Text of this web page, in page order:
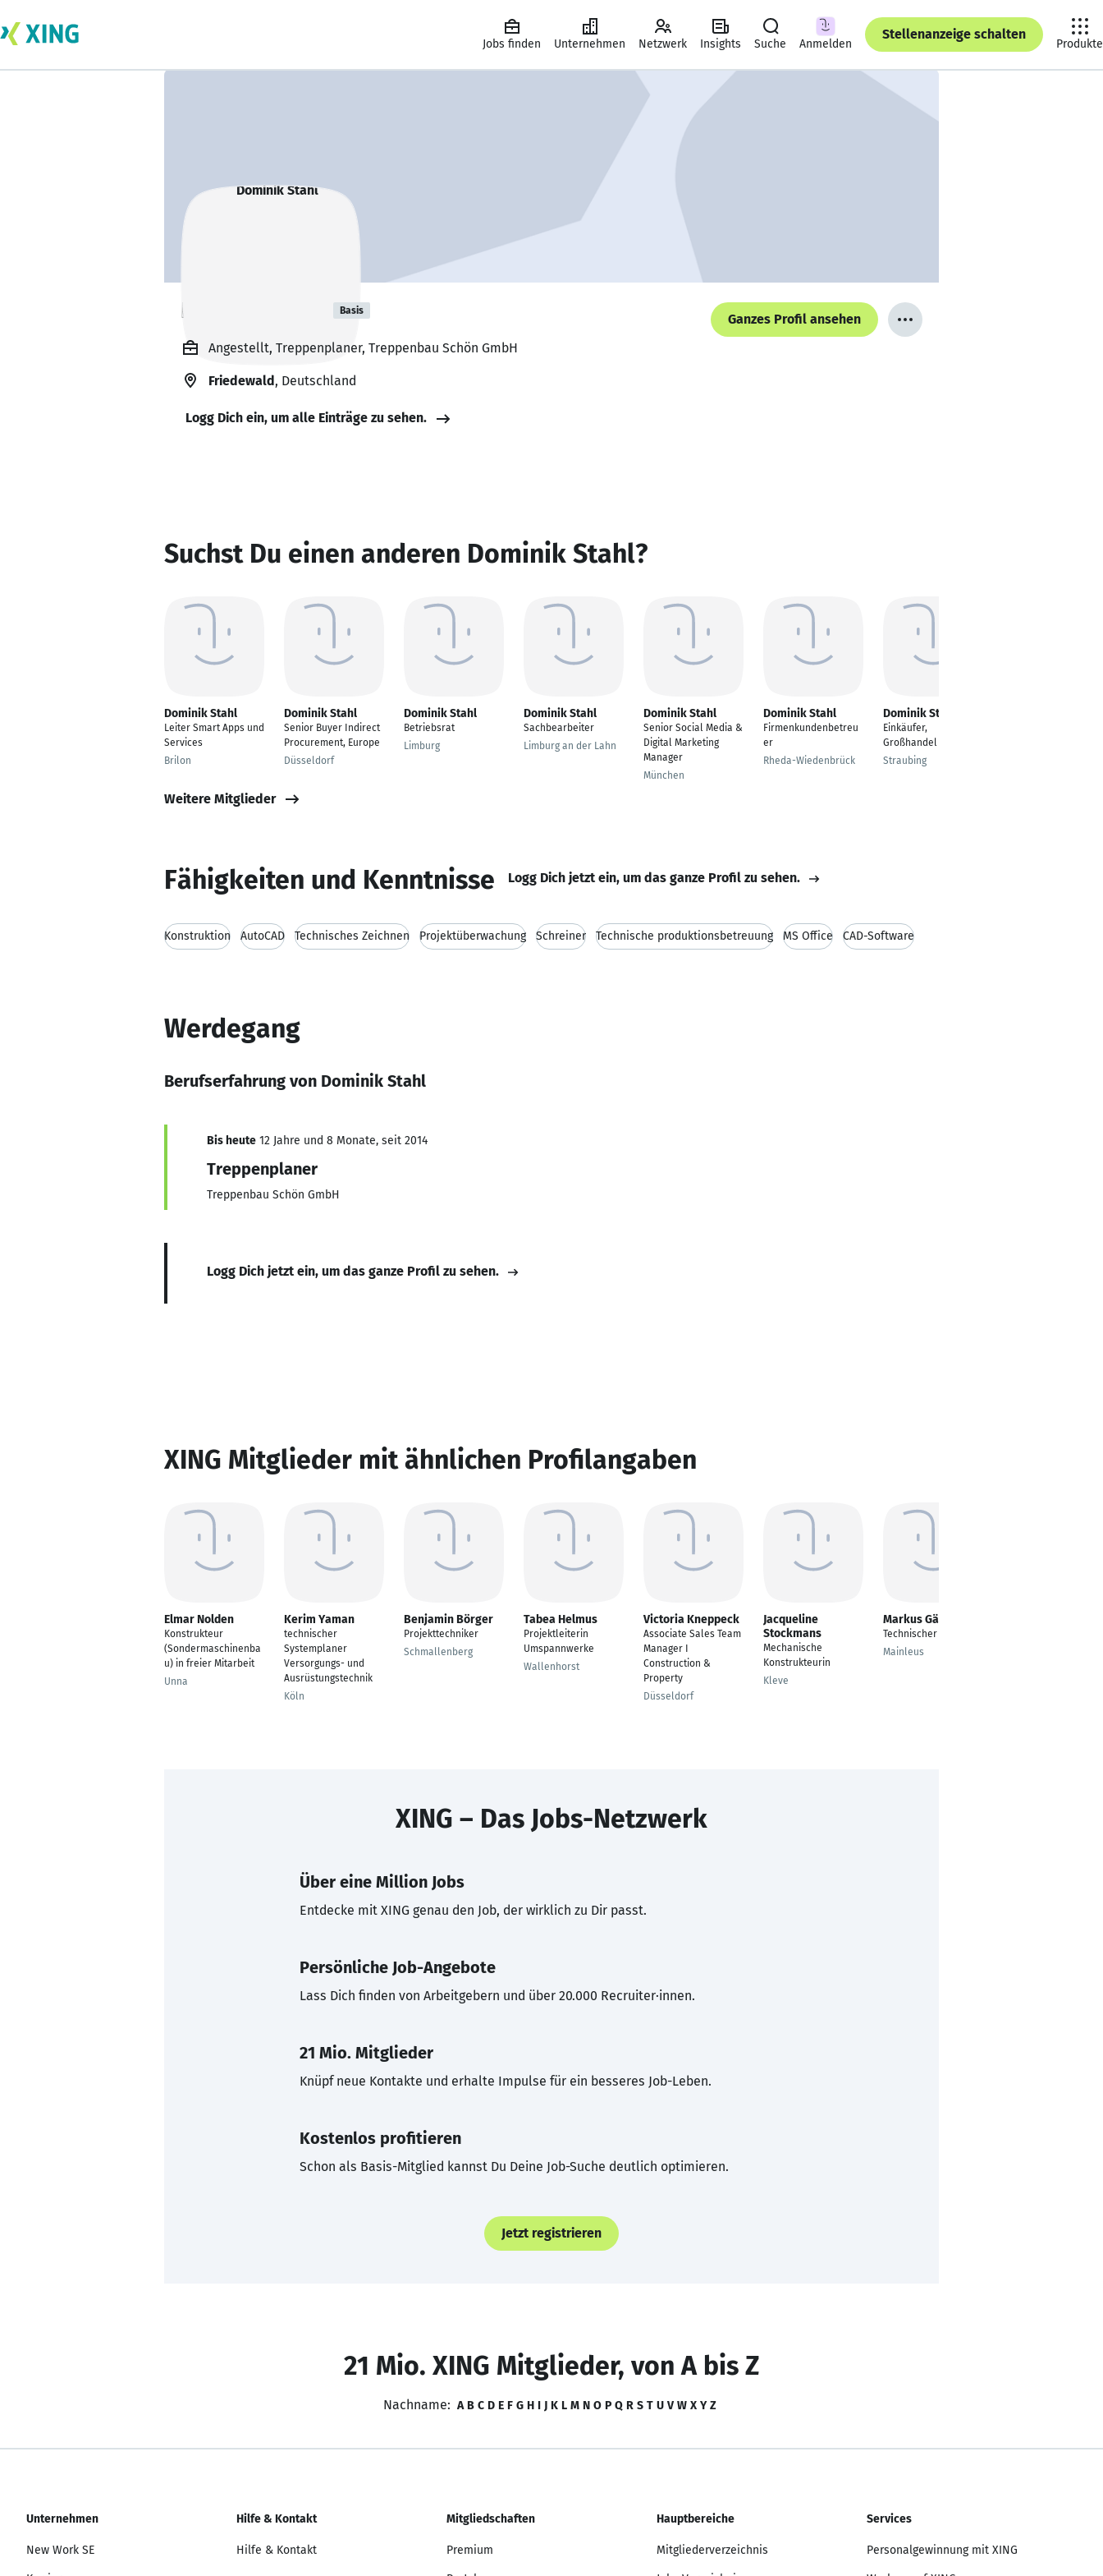
Jobs finden Unternehmen Netzwerk Insights Suche Anmelden
Stellenanzeige schalten
Produkte
Dominik Stahl Basis
Ganzes Profil ansehen
Angestellt, Treppenplaner, Treppenbau Schön GmbH
Friedewald, Deutschland
Logg Dich ein, um alle Einträge zu sehen.
Suchst Du einen anderen Dominik Stahl?
Dominik Stahl
Leiter Smart Apps und
Services
Brilon
Dominik Stahl
Senior Buyer Indirect
Procurement, Europe
Düsseldorf
Dominik Stahl
Betriebsrat
Limburg
Dominik Stahl
Sachbearbeiter
Limburg an der Lahn
Dominik Stahl
Senior Social Media &
Digital Marketing
Manager
München
Dominik Stahl
Firmenkundenbetreu
er
Rheda-Wiedenbrück
Dominik Stahl
Einkäufer,
Großhandel
Straubing
Weitere Mitglieder
Fähigkeiten und Kenntnisse Logg Dich jetzt ein, um das ganze Profil zu sehen.
Konstruktion AutoCAD Technisches Zeichnen Projektüberwachung Schreiner Technische produktionsbetreuung MS Office CAD-Software
Werdegang
Berufserfahrung von Dominik Stahl
Bis heute 12 Jahre und 8 Monate, seit 2014
Treppenplaner
Treppenbau Schön GmbH
Logg Dich jetzt ein, um das ganze Profil zu sehen.
XING Mitglieder mit ähnlichen Profilangaben
Elmar Nolden
Konstrukteur
(Sondermaschinenba
u) in freier Mitarbeit
Unna
Kerim Yaman
technischer
Systemplaner
Versorgungs- und
Ausrüstungstechnik
Köln
Benjamin Börger
Projekttechniker
Schmallenberg
Tabea Helmus
Projektleiterin
Umspannwerke
Wallenhorst
Victoria Kneppeck
Associate Sales Team
Manager I
Construction &
Property
Düsseldorf
Jacqueline
Stockmans
Mechanische
Konstrukteurin
Kleve
Markus Gärtner
Technischer Zeichner
Mainleus
XING – Das Jobs-Netzwerk
Über eine Million Jobs
Entdecke mit XING genau den Job, der wirklich zu Dir passt.
Persönliche Job-Angebote
Lass Dich finden von Arbeitgebern und über 20.000 Recruiter·innen.
21 Mio. Mitglieder
Knüpf neue Kontakte und erhalte Impulse für ein besseres Job-Leben.
Kostenlos profitieren
Schon als Basis-Mitglied kannst Du Deine Job-Suche deutlich optimieren.
Jetzt registrieren
21 Mio. XING Mitglieder, von A bis Z
Nachname: A B C D E F G H I J K L M N O P Q R S T U V W X Y Z
Unternehmen
New Work SE
Hilfe & Kontakt
Hilfe & Kontakt
Mitgliedschaften
Premium
Hauptbereiche
Mitgliederverzeichnis
Services
Personalgewinnung mit XING